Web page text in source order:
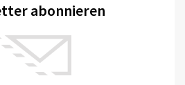
abonnieren